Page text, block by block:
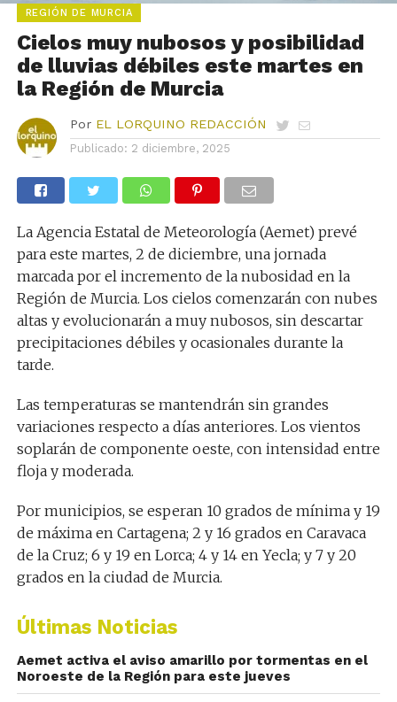
REGIÓN DE MURCIA
Cielos muy nubosos y posibilidad
de lluvias débiles este martes en
la Región de Murcia
Por EL LORQUINO REDACCIÓN
Publicado: 2 diciembre, 2025
La Agencia Estatal de Meteorología (Aemet) prevé
para este martes, 2 de diciembre, una jornada
marcada por el incremento de la nubosidad en la
Región de Murcia. Los cielos comenzarán con nubes
altas y evolucionarán a muy nubosos, sin descartar
precipitaciones débiles y ocasionales durante la
tarde.
Las temperaturas se mantendrán sin grandes
variaciones respecto a días anteriores. Los vientos
soplarán de componente oeste, con intensidad entre
floja y moderada.
Por municipios, se esperan 10 grados de mínima y 19
de máxima en Cartagena; 2 y 16 grados en Caravaca
de la Cruz; 6 y 19 en Lorca; 4 y 14 en Yecla; y 7 y 20
grados en la ciudad de Murcia.
Últimas Noticias
Aemet activa el aviso amarillo por tormentas en el
Noroeste de la Región para este jueves